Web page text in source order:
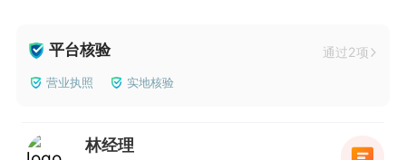
平台核验 通过2项
营业执照 实地核验
林经理